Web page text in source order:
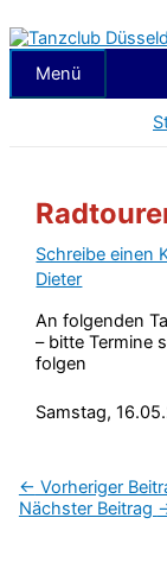
Inhalt
springen
Menü
Menü
Schreibe einen
Dieter
An folgenden
– bitte Termine
folgen
Samstag,
← Vorheriger
Nächster Beitrag